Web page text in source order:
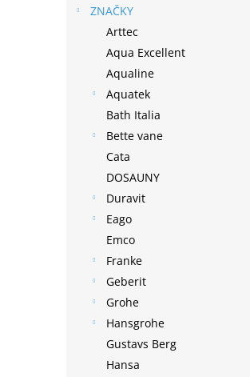
ZNAČKY
Arttec
Aqua Excellent
Aqualine
Aquatek
Bath Italia
Bette vane
Cata
DOSAUNY
Duravit
Eago
Emco
Franke
Geberit
Grohe
Hansgrohe
Gustavs Berg
Hansa